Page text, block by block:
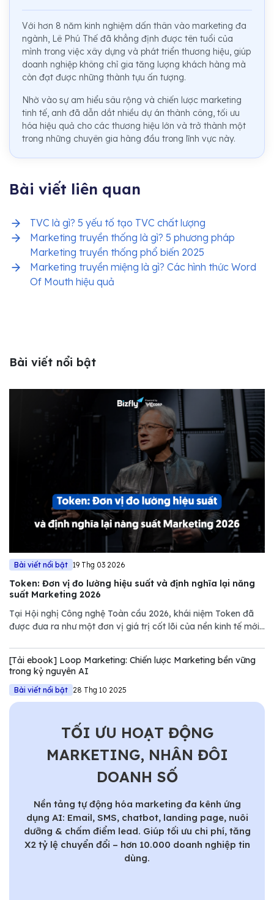
Với hơn 8 năm kinh nghiệm dấn thân vào marketing đa
ngành, Lê Phú Thế đã khẳng định được tên tuổi của
mình trong việc xây dựng và phát triển thương hiệu, giúp
doanh nghiệp không chỉ gia tăng lượng khách hàng mà
còn đạt được những thành tựu ấn tượng.
Nhờ vào sự am hiểu sâu rộng và chiến lược marketing
tinh tế, anh đã dẫn dắt nhiều dự án thành công, tối ưu
hóa hiệu quả cho các thương hiệu lớn và trở thành một
trong những chuyên gia hàng đầu trong lĩnh vực này.
Bài viết liên quan
TVC là gì? 5 yếu tố tạo TVC chất lượng
Marketing truyền thống là gì? 5 phương pháp
Marketing truyền thống phổ biến 2025
Marketing truyền miệng là gì? Các hình thức Word
Of Mouth hiệu quả
Bài viết nổi bật
Bài viết nổi bật 19 Thg 03 2026
Token: Đơn vị đo lường hiệu suất và định nghĩa lại năng
suất Marketing 2026
Tại Hội nghị Công nghệ Toàn cầu 2026, khái niệm Token đã
được đưa ra như một đơn vị giá trị cốt lõi của nền kinh tế mới.
chúng ta sẽ bỏ lỡ một bước ngoặt quan trọng trong quản trị
Marketing.
[Tải ebook] Loop Marketing: Chiến lược Marketing bền vững
trong kỷ nguyên AI
Bài viết nổi bật 28 Thg 10 2025
TỐI ƯU HOẠT ĐỘNG
MARKETING, NHÂN ĐÔI
DOANH SỐ
Nền tảng tự động hóa marketing đa kênh ứng
dụng AI: Email, SMS, chatbot, landing page, nuôi
dưỡng & chấm điểm lead. Giúp tối ưu chi phí, tăng
X2 tỷ lệ chuyển đổi – hơn 10.000 doanh nghiệp tin
dùng.